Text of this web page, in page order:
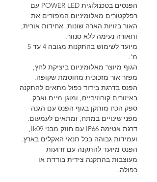
הפנסים בטכנולוגית POWER LED עם
רפלקטורים מאלומיניום המפזרים את
האור בזויות הארה שונות, אחידות אורית,
ותאורה נעימה ללא סנוור.
מיועד לשימוש בהתקנות מגובה 4 עד 5
מ'.
הגוף מיוצר מאלומיניום ביציקת לחץ,
מפזר אור מזכוכית מחוסמת שקופה.
הפנס בדרגת בידוד כפול מתאים להתקנה
באיזורים קורוזיביים, ומוגן מיים ואבק.
ספק הכח מותקן בגוף הפנס עם הגנה
מפני שינויים במתח, ומתאים לעמעום.
דרגת אטימה IP66 עם חוזק מבני Ik09,
ועמידות גבוהה בכל תנאי האקלים בארץ.
הפנס מיועד להתקנה עם זרועות
מעוצבות בהתקנה צידית בודדת או
כפולה.